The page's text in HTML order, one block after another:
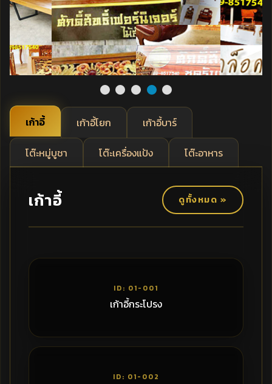
เก้าอี้ เก้าอี้โยก เก้าอี้บาร์
โต๊ะหมู่บูชา โต๊ะเครื่องแป้ง โต๊ะอาหาร
เก้าอี้ ดูทั้งหมด »
ID: 01-001
เก้าอี้กระโปรง
ID: 01-002